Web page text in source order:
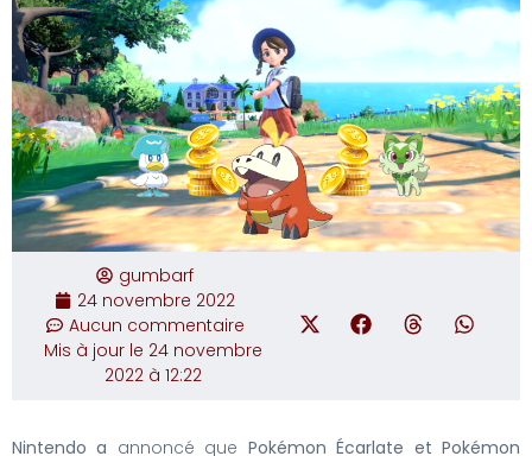
gumbarf
24 novembre 2022
Aucun commentaire
Mis à jour le 24 novembre
2022 à 12:22
Nintendo a annoncé que Pokémon Écarlate et Pokémon